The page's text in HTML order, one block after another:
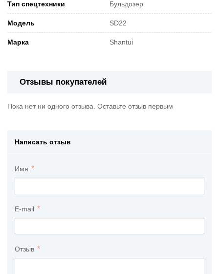
Тип спецтехники Бульдозер
Модель SD22
Марка Shantui
Отзывы покупателей
Пока нет ни одного отзыва. Оставьте отзыв первым
Написать отзыв
Имя
E-mail
Отзыв